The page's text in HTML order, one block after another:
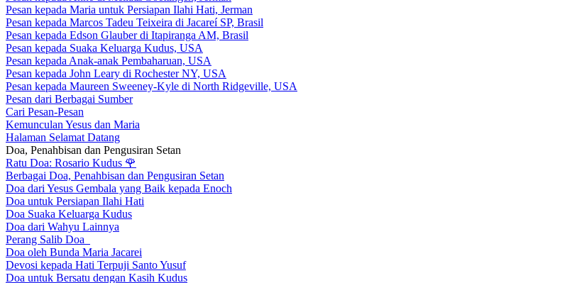
Pesan kepada Maria untuk Persiapan Ilahi Hati, Jerman
Pesan kepada Marcos Tadeu Teixeira di Jacareí SP, Brasil
Pesan kepada Edson Glauber di Itapiranga AM, Brasil
Pesan kepada Suaka Keluarga Kudus, USA
Pesan kepada Anak-anak Pembaharuan, USA
Pesan kepada John Leary di Rochester NY, USA
Pesan kepada Maureen Sweeney-Kyle di North Ridgeville, USA
Pesan dari Berbagai Sumber
Cari Pesan-Pesan
Kemunculan Yesus dan Maria
Halaman Selamat Datang
Doa, Penahbisan dan Pengusiran Setan
Ratu Doa: Rosario Kudus 🌹
Berbagai Doa, Penahbisan dan Pengusiran Setan
Doa dari Yesus Gembala yang Baik kepada Enoch
Doa untuk Persiapan Ilahi Hati
Doa Suaka Keluarga Kudus
Doa dari Wahyu Lainnya
Perang Salib Doa
Doa oleh Bunda Maria Jacarei
Devosi kepada Hati Terpuji Santo Yusuf
Doa untuk Bersatu dengan Kasih Kudus